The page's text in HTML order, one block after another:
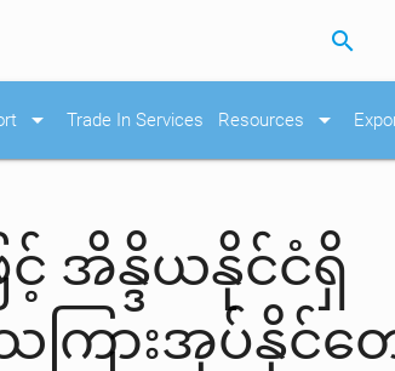
search
arrow_drop_down Trade In Services Resources arrow_drop_down
အိန္ဒိယနိုင်ငံရှိ
ကြားအုပ်နိုင်တ